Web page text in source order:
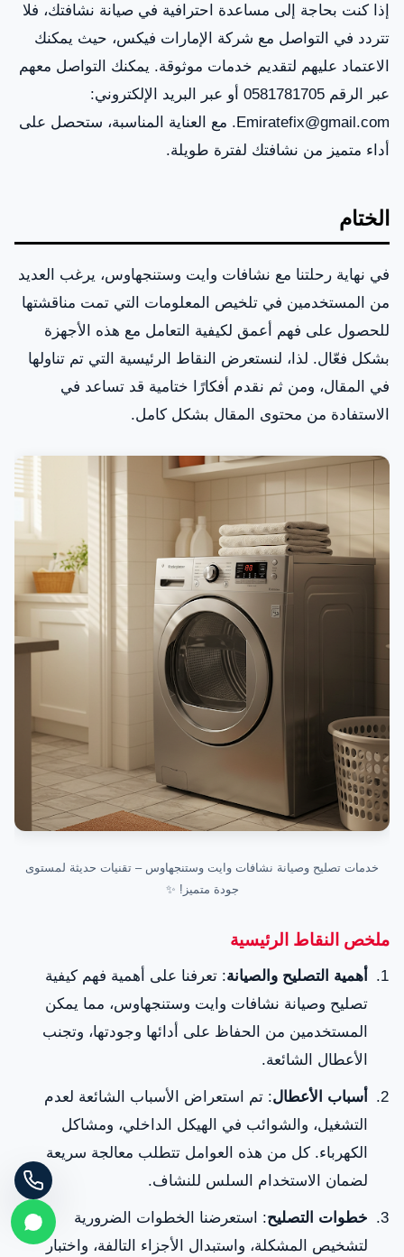
إذا كنت بحاجة إلى مساعدة احترافية في صيانة نشافتك، فلا
تتردد في التواصل مع شركة الإمارات فيكس، حيث يمكنك
الاعتماد عليهم لتقديم خدمات موثوقة. يمكنك التواصل معهم
عبر الرقم 0581781705 أو عبر البريد الإلكتروني:
Emiratefix@gmail.com. مع العناية المناسبة، ستحصل على
أداء متميز من نشافتك لفترة طويلة.
الختام
في نهاية رحلتنا مع نشافات وايت وستنجهاوس، يرغب العديد
من المستخدمين في تلخيص المعلومات التي تمت مناقشتها
للحصول على فهم أعمق لكيفية التعامل مع هذه الأجهزة
بشكل فعّال. لذا، لنستعرض النقاط الرئيسية التي تم تناولها
في المقال، ومن ثم نقدم أفكارًا ختامية قد تساعد في
الاستفادة من محتوى المقال بشكل كامل.
خدمات تصليح وصيانة نشافات وايت وستنجهاوس – تقنيات حديثة لمستوى
جودة متميز! ✨
ملخص النقاط الرئيسية
أهمية التصليح والصيانة: تعرفنا على أهمية فهم كيفية
تصليح وصيانة نشافات وايت وستنجهاوس، مما يمكن
المستخدمين من الحفاظ على أدائها وجودتها، وتجنب
الأعطال الشائعة.
أسباب الأعطال: تم استعراض الأسباب الشائعة لعدم
التشغيل، والشوائب في الهيكل الداخلي، ومشاكل
الكهرباء. كل من هذه العوامل تتطلب معالجة سريعة
لضمان الاستخدام السلس للنشاف.
خطوات التصليح: استعرضنا الخطوات الضرورية
لتشخيص المشكلة، واستبدال الأجزاء التالفة، واختبار